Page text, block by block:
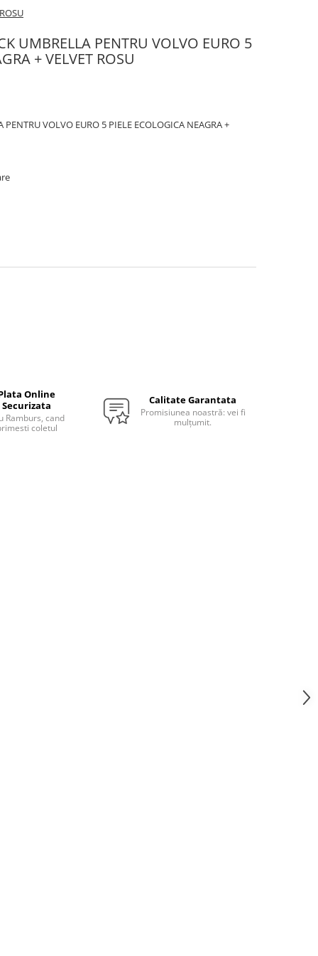
UMBRELLA PENTRU VOLVO EURO 5
+ VELVET ROSU
PENTRU VOLVO EURO 5 PIELE ECOLOGICA NEAGRA +
Online
Securizata
Ramburs, cand
coletul
Calitate Garantata
Promisiunea noastră: vei fi
mulțumit.